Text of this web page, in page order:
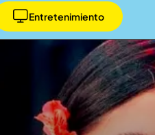
Entretenimiento